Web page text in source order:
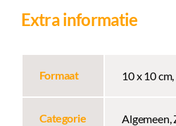
Extra informatie
Formaat 10 x 10
Categorie Algemeen,